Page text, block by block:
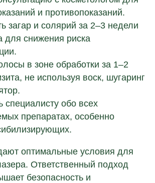
и противопоказаний.
загар и солярий за 2–3 недели
для снижения риска
в зоне обработки за 1–2
не используя воск, шугаринг
специалисту обо всех
препаратах, особенно
оптимальные условия для
Ответственный подход
безопасность и